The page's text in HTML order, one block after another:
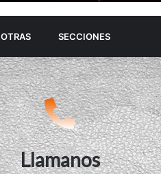
OTRAS SECCIONES
Llamanos